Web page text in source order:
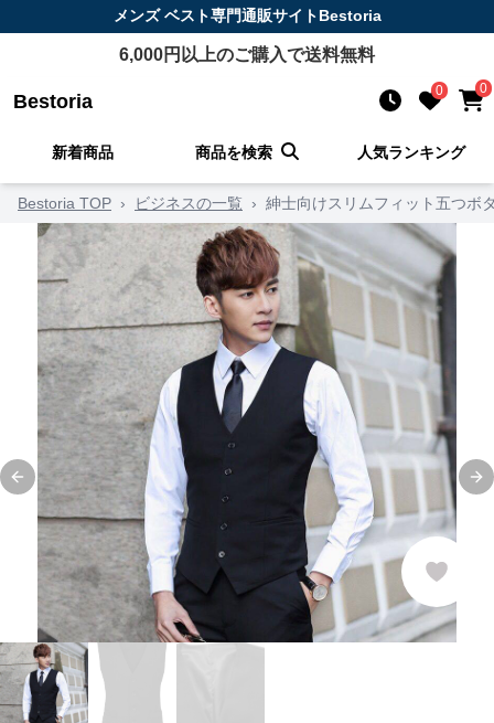
メンズ ベスト専門通販サイトBestoria
6,000円以上のご購入で送料無料
Bestoria 0 0
新着商品 商品を検索 人気ランキング
Bestoria TOP › ビジネスの一覧 › 紳士向けスリムフィット五つボ
Previous slide